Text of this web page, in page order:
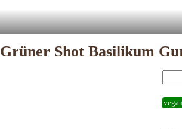
Grüner Shot Basilikum